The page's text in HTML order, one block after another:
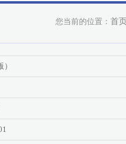
您当前的位置： 首页